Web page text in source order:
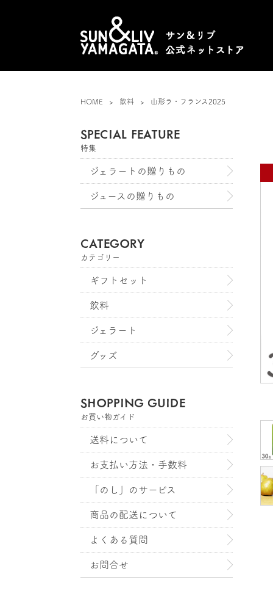
HOME 飲料 山形ラ・フランス2025
SPECIAL FEATURE
特集
ジェラートの贈りもの
ジュースの贈りもの
CATEGORY
カテゴリー
ギフトセット
飲料
ジェラート
グッズ
SHOPPING GUIDE
お買い物ガイド
送料について
お支払い方法・手数料
「のし」のサービス
商品の配送について
よくある質問
お問合せ